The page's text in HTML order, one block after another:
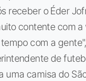
receber o Éder
contente com
com a
de
uma camisa do